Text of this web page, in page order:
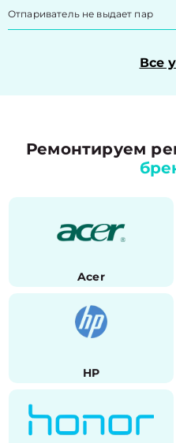
Отпариватель не выдает пар
Все
Ремонтируем
Acer
HP